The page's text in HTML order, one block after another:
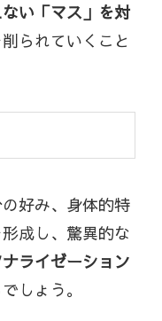
い「マス」を対
られていくこと
好み、身体的特
成し、驚異的な
ライゼーション
しょう。